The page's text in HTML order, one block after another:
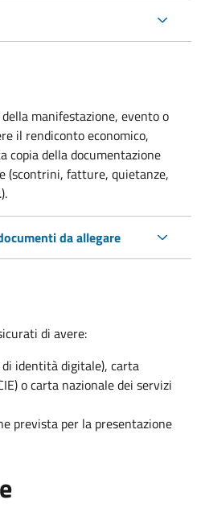
manifestazione, evento o
il rendiconto economico,
copia della documentazione
(scontrini, fatture, quietanze,
da allegare
di avere:
di identità digitale), carta
o carta nazionale dei servizi
prevista per la presentazione